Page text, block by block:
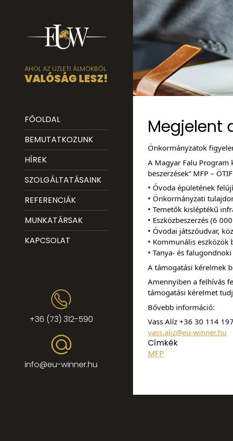
AHOL AZ ÜZLETI ÁLMOKBÓL
VALÓSÁG LESZ!
FŐOLDAL
BEMUTATKOZUNK
HÍREK
SZOLGÁLTATÁSAINK
REFERENCIÁK
MUNKATÁRSAK
KAPCSOLAT
+36 (73) 312-590
info@eu-winner.hu
Megjelent
Önkormányzatok
A Magyar Falu Program
beszerzések” MFP –
• Óvoda épületének
• Önkormányzati
• Temetők kisléptékű
• Eszközbeszerzés (6
• Óvodai játszóudvar,
• Kommunális eszközök
• Tanya- és
A támogatási kérelmek
Amennyiben a felhívás
támogatási kérelmet
Bővebb információ:
Vass Alíz +36 30 114
vass.aliz@eu-winner.hu
Címkék
MFP